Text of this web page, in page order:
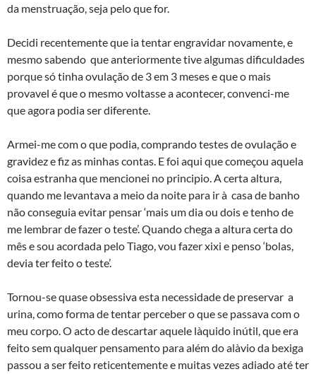
da menstruação, seja pelo que for.
Decidi recentemente que ia tentar engravidar novamente, e
mesmo sabendo que anteriormente tive algumas dificuldades
porque só tinha ovulação de 3 em 3 meses e que o mais
provavel é que o mesmo voltasse a acontecer, convenci-me
que agora podia ser diferente.
Armei-me com o que podia, comprando testes de ovulação e
gravidez e fiz as minhas contas. E foi aqui que começou aquela
coisa estranha que mencionei no principio. A certa altura,
quando me levantava a meio da noite para ir à casa de banho
não conseguia evitar pensar ‘mais um dia ou dois e tenho de
me lembrar de fazer o teste’. Quando chega a altura certa do
mês e sou acordada pelo Tiago, vou fazer xixi e penso ‘bolas,
devia ter feito o teste’.
Tornou-se quase obsessiva esta necessidade de preservar a
urina, como forma de tentar perceber o que se passava com o
meu corpo. O acto de descartar aquele là­quido inútil, que era
feito sem qualquer pensamento para além do alà­vio da bexiga
passou a ser feito reticentemente e muitas vezes adiado até ter